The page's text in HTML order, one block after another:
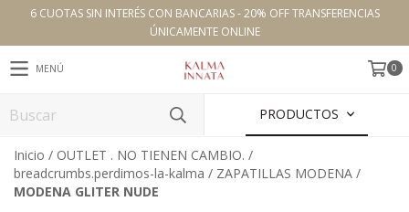
6 CUOTAS SIN INTERÉS CON BANCARIAS - 20% OFF TRANSFERENCIAS
ÚNICAMENTE ONLINE
MENÚ 0
PRODUCTOS
Inicio / OUTLET . NO TIENEN CAMBIO. /
breadcrumbs.perdimos-la-kalma / ZAPATILLAS MODENA /
MODENA GLITER NUDE